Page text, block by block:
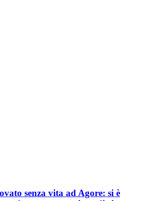
senza vita ad Agore: si è